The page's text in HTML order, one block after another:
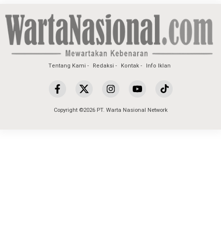
Tentang Kami Redaksi Kontak Info Iklan
Copyright ©2026 PT. Warta Nasional Network